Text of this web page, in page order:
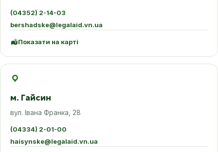
(04352) 2-14-03
bershadske@legalaid.vn.ua
Показати на карті
м. Гайсин
вул. Івана Франка, 28
(04334) 2-01-00
haisynske@legalaid.vn.ua